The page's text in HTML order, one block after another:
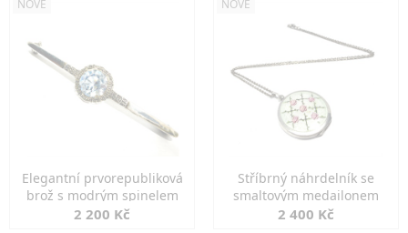
NOVÉ
Elegantní prvorepubliková
brož s modrým spinelem
2 200 Kč
NOVÉ
Stříbrný náhrdelník se
smaltovým medailonem
2 400 Kč